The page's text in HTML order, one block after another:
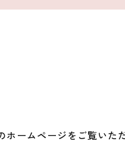
ホームページをご覧いた